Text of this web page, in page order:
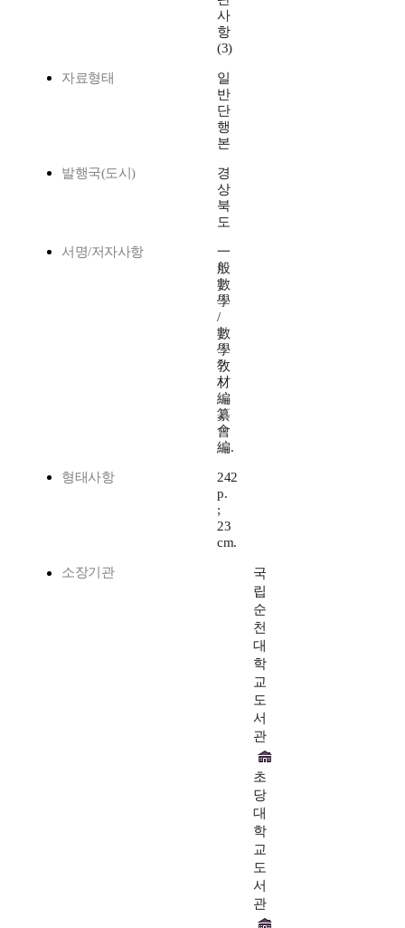
사
항
(3)
자료형태
일
반
단
행
본
발행국(도시)
경
상
북
도
서명/저자사항
一
般
數
學
/
數
學
敎
材
編
纂
會
編.
형태사항
242
p.
;
23
cm.
소장기관
국
립
순
천
대
학
교
도
서
관
초
당
대
학
교
도
서
관